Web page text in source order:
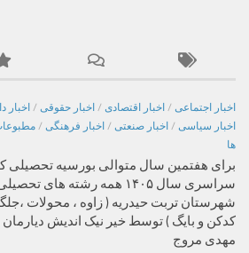
اخبار اجتماعی / اخبار اقتصادی / اخبار حقوقی / اخبار
اخبار سیاسی / اخبار صنعتی / اخبار فرهنگی /
ها
برای هفتمین سال متوالی بورسیه تحصیلی
سراسری سال ۱۴۰۵ همه رشته های
شهرستان تربت حیدریه ( زاوه ، محولات
کدکن و بایگ ) توسط خیر نیک اندیش
مهدی مروج